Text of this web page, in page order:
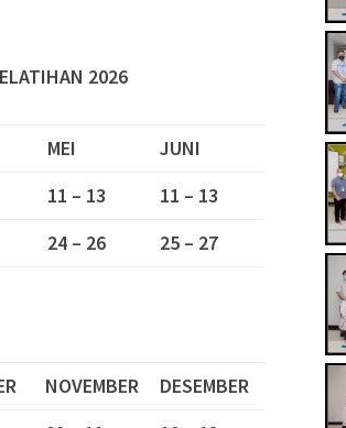
2026
MEI
JUNI
11 – 13
11 – 13
24 – 26 25 – 27
NOVEMBER
DESEMBER